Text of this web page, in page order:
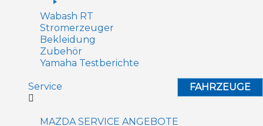
Wabash RT
Stromerzeuger
Bekleidung
Zubehör
Yamaha Testberichte
FAHRZEUGE
Service
MAZDA SERVICE ANGEBOTE